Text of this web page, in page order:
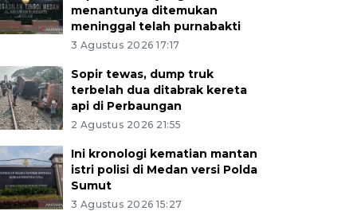
menantunya ditemukan
meninggal telah purnabakti
3 Agustus 2026 17:17
Sopir tewas, dump truk
terbelah dua ditabrak kereta
api di Perbaungan
2 Agustus 2026 21:55
Ini kronologi kematian mantan
istri polisi di Medan versi Polda
Sumut
3 Agustus 2026 15:27